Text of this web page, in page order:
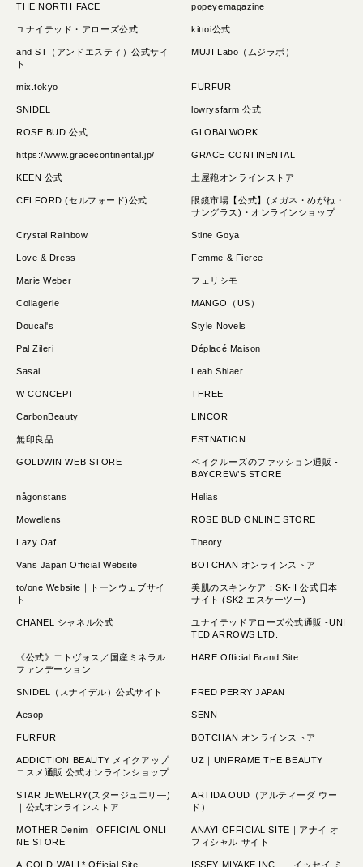
THE NORTH FACE popeyemagazine
ユナイテッド・アローズ公式 kittoi公式
and ST（アンドエスティ）公式サイ
ト
MUJI Labo（ムジラボ）
mix.tokyo FURFUR
SNIDEL lowrysfarm 公式
ROSE BUD 公式 GLOBALWORK
https://www.gracecontinental.jp/ GRACE CONTINENTAL
KEEN 公式 土屋鞄オンラインストア
CELFORD (セルフォード)公式
眼鏡市場【公式】(メガネ・めがね・
サングラス)・オンラインショップ
Crystal Rainbow Stine Goya
Love & Dress Femme & Fierce
Marie Weber フェリシモ
Collagerie MANGO（US）
Doucal's Style Novels
Pal Zileri Déplacé Maison
Sasai Leah Shlaer
W CONCEPT THREE
CarbonBeauty LINCOR
無印良品 ESTNATION
GOLDWIN WEB STORE
ベイクルーズのファッション通販 -
BAYCREW’S STORE
någonstans Helias
Mowellens ROSE BUD ONLINE STORE
Lazy Oaf Theory
Vans Japan Official Website BOTCHAN オンラインストア
to/one Website｜トーンウェブサイ
ト
美肌のスキンケア：SK-II 公式日本
サイト (SK2 エスケーツー)
CHANEL シャネル公式
ユナイテッドアローズ公式通販 -UNI
TED ARROWS LTD.
《公式》エトヴォス／国産ミネラル
ファンデーション
HARE Official Brand Site
SNIDEL（スナイデル）公式サイト FRED PERRY JAPAN
Aesop SENN
FURFUR BOTCHAN オンラインストア
ADDICTION BEAUTY メイクアップ
コスメ通販 公式オンラインショップ
UZ｜UNFRAME THE BEAUTY
STAR JEWELRY(スタージュエリ―)
｜公式オンラインストア
ARTIDA OUD（アルティーダ ウー
ド）
MOTHER Denim | OFFICIAL ONLI
NE STORE
ANAYI OFFICIAL SITE｜アナイ オ
フィシャル サイト
A-COLD-WALL* Official Site
ISSEY MIYAKE INC. — イッセイ ミ